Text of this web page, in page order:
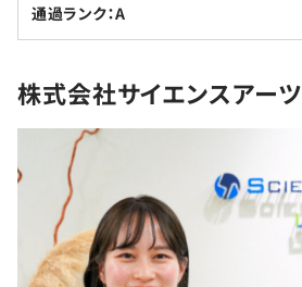
転職成功ガイド
転職エージェント
インタビュー
転職成功ガイド
新卒就活
求人検索
本選考
インターン
新卒エージェント
学習
講座一覧
問題集
4択課題
スキルチェック
プログラミング言語
SQL
ゲーム・マンガ
メディア
通過ランク：A
株式会社サイエンスアーツ